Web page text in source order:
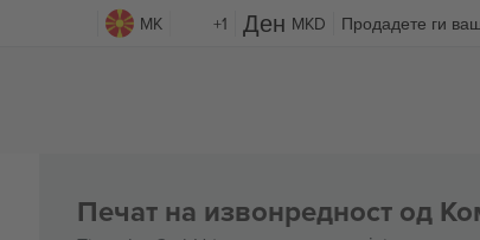
MK +1 MKD Продадете ги
Печат на извонредност од